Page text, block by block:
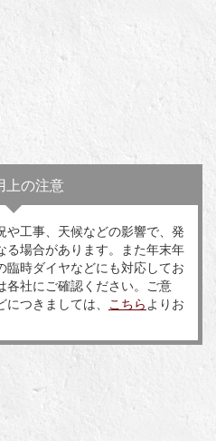
上の注意
や工事、天候などの影響で、発
る場合があります。また年末年
臨時ダイヤなどにも対応してお
各社にご確認ください。ご意
つきましては、
こちら よりお